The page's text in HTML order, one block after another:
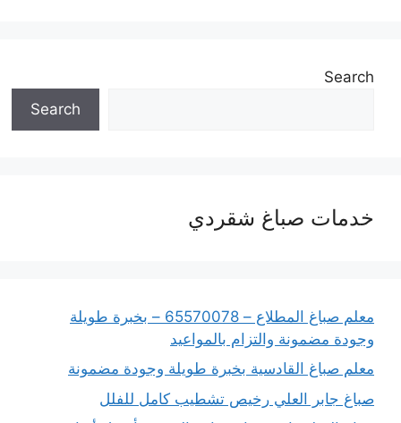
Search
Search
خدمات صباغ شقردي
معلم صباغ المطلاع – 65570078 – بخبرة طويلة
وجودة مضمونة والتزام بالمواعيد
معلم صباغ القادسية بخبرة طويلة وجودة مضمونة
صباغ جابر العلي رخيص تشطيب كامل للفلل